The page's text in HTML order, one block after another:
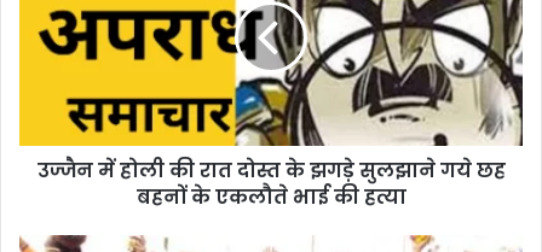
उज्जैन में होली की रात दोस्त के झगड़े सुलझाने गये छह
बहनों के एकलौते भाई की हत्या